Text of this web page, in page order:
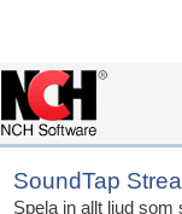
SoundTap
Spela in allt ljud som